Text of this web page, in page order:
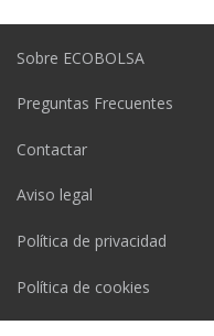
Sobre ECOBOLSA
Preguntas Frecuentes
Contactar
Aviso legal
Política de privacidad
Política de cookies